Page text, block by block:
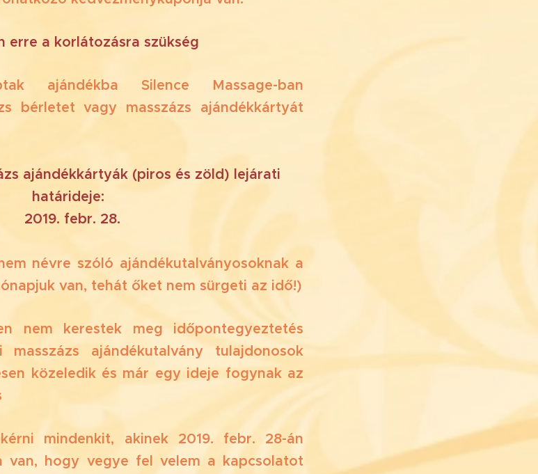
erre a korlátozásra szükség❓
ajándékba Silence Massage-ban
bérletet vagy masszázs ajándékkártyát
ajándékkártyák (piros és zöld) lejárati
határideje:
‼️ 2019. febr. 28. ‼️‼️
névre szóló ajándékutalványosoknak a
van, tehát őket nem sürgeti az idő!)
nem kerestek meg időpontegyeztetés
ajándékutalvány tulajdonosok
közeledik és már egy ideje fogynak az
is‼️‼️‼️
mindenkit, akinek 2019. febr. 28-án
van, hogy vegye fel velem a kapcsolatot